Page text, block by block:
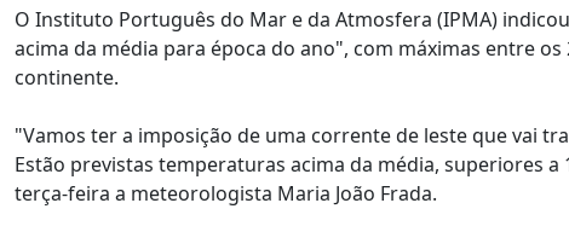
O Instituto Português do Mar e da Atmosfera (IPMA)
acima da média para época do ano", com máximas entre
continente.
"Vamos ter a imposição de uma corrente de leste que vai
Estão previstas temperaturas acima da média, superiores
terça-feira a meteorologista Maria João Frada.